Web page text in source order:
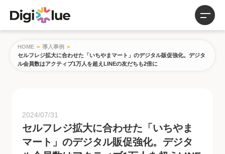
導入事例
サービス紹介資料
事例紹介
HOME > 導入事例 >
セルフレジ拡大に合わせた「いちやまマート」のデジタル販促強化。デジタ
ル会員数はアクティブ1万人を超えLINEの友だちも2倍に
2024/07/31
セルフレジ拡大に合わせた「いちやま
マート」のデジタル販促強化。デジタ